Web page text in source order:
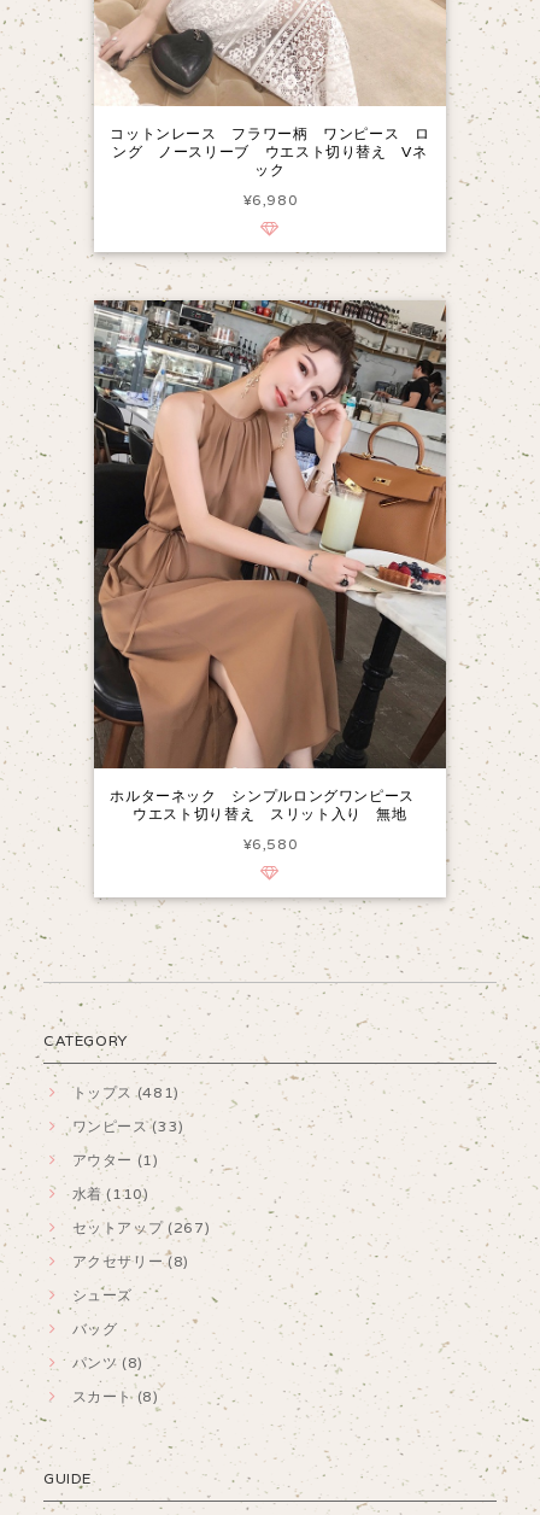
コットンレース フラワー柄 ワンピース ロ
ング ノースリーブ ウエスト切り替え Vネ
ック
¥6,980
ホルターネック シンプルロングワンピース
ウエスト切り替え スリット入り 無地
¥6,580
CATEGORY
トップス (481)
ワンピース (33)
アウター (1)
水着 (110)
セットアップ (267)
アクセサリー (8)
シューズ
バッグ
パンツ (8)
スカート (8)
GUIDE